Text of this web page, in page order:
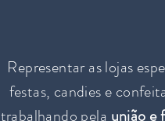
Representar as lojas
festas, candies e
trabalhando pela união e